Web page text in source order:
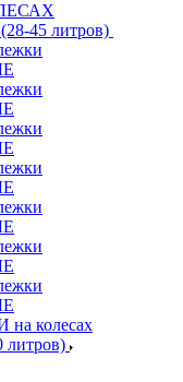
45 литров)
колесах
литров)